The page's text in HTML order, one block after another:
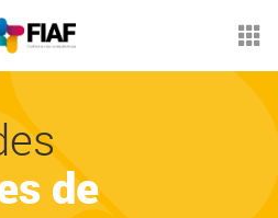
de